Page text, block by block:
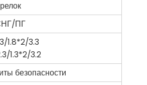
ПГ
1.8*2/3.3
1.3*2/3.2
безопасности